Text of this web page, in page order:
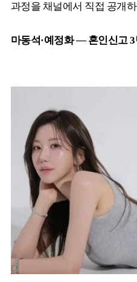
과정을 채널에서 직접 공개
마동석·예정화 — 혼인신고